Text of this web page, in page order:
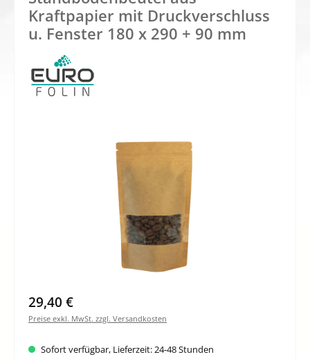
Kraftpapier mit Druckverschluss
u. Fenster 180 x 290 + 90 mm
29,40 €
Preise exkl. MwSt. zzgl. Versandkosten
Sofort verfügbar, Lieferzeit: 24-48 Stunden